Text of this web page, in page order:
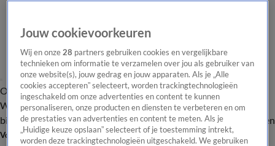
Overzicht Onze programma's Uitzendingen Onze gezichten
In de
WandelgangenInterviewsUitzending
bijwonenPodcastShopVeelgestelde vragenKijkersvraag insturen
Volg Vandaag Inside
Jouw cookievoorkeuren
Wij en onze28 partners gebruiken cookies en vergelijkbare
technieken om informatie te verzamelen over jou als gebruiker van
onze website(s), jouw gedrag en jouw apparaten. Als je „Alle
cookies accepteren” selecteert, worden trackingtechnologieën
ingeschakeld om onze advertenties en content te kunnen
personaliseren, onze producten en diensten te verbeteren en om
de prestaties van advertenties en content te meten. Als je
„Huidige keuze opslaan” selecteert of je toestemming intrekt,
worden deze trackingtechnologieën uitgeschakeld. We gebruiken